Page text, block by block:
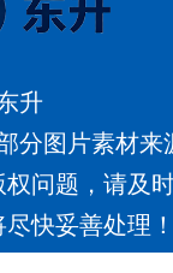
升
分图片素材来
问题，请及
快妥善处理